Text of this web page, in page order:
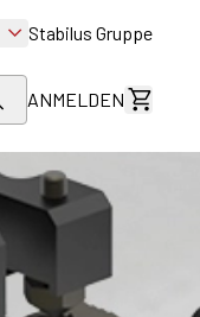
Stabilus Gruppe
ANMELDEN